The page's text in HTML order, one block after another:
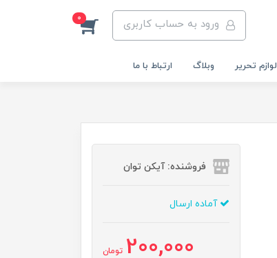
ورود به حساب کاربری 0
لوازم تحریر وبلاگ ارتباط با ما
فروشنده: آیکن توان
آماده ارسال
200,000 تومان